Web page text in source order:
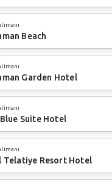
Beach
Garden Hotel
Suite Hotel
Telatiye Resort Hotel